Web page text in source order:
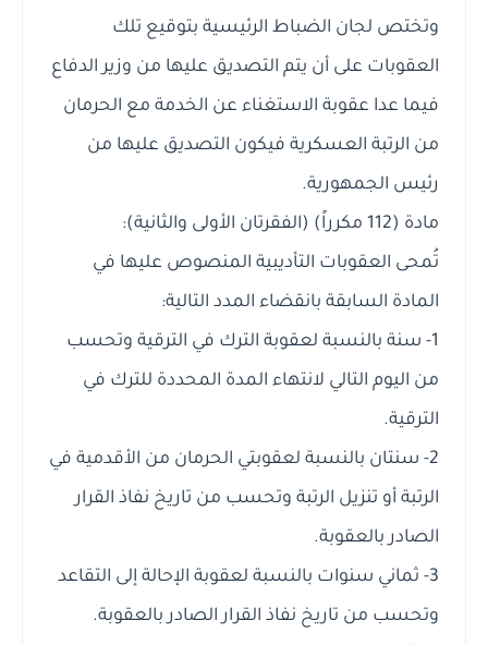
وتختص لجان الضباط الرئيسية بتوقيع تلك
العقوبات على أن يتم التصديق عليها من وزير الدفاع
فيما عدا عقوبة الاستغناء عن الخدمة مع الحرمان
من الرتبة العسكرية فيكون التصديق عليها من
رئيس الجمهورية.
مادة (112 مكرراً) (الفقرتان الأولى والثانية):
تُمحى العقوبات التأديبية المنصوص عليها في
المادة السابقة بانقضاء المدد التالية:
1- سنة بالنسبة لعقوبة الترك في الترقية وتحسب
من اليوم التالي لانتهاء المدة المحددة للترك في
الترقية.
2- سنتان بالنسبة لعقوبتي الحرمان من الأقدمية في
الرتبة أو تنزيل الرتبة وتحسب من تاريخ نفاذ القرار
الصادر بالعقوبة.
3- ثماني سنوات بالنسبة لعقوبة الإحالة إلى التقاعد
وتحسب من تاريخ نفاذ القرار الصادر بالعقوبة.